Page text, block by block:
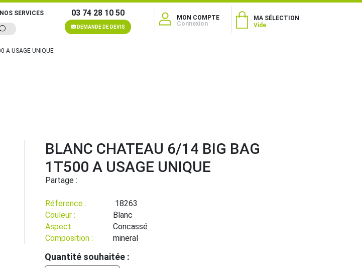
NOS SERVICES 03 74 28 10 50
DEMANDE DE DEVIS
MON COMPTE
Connexion
MA SÉLECTION
Vide
A USAGE UNIQUE
BLANC CHATEAU 6/14 BIG BAG
1T500 A USAGE UNIQUE
Partage :
Réference :
18263
Couleur :
Blanc
Aspect :
Concassé
Composition :
mineral
Quantité souhaitée :